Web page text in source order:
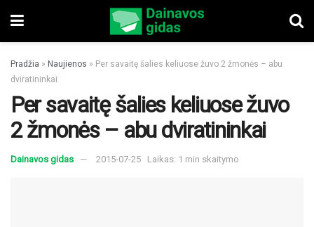
Pradžia » Naujienos » Per savaitę šalies keliuose žuvo 2 žmonės – abu
dviratininkai
Per savaitę šalies keliuose žuvo
2 žmonės – abu dviratininkai
Dainavos gidas 2015-07-25 Laikas: 1 min skaitymo